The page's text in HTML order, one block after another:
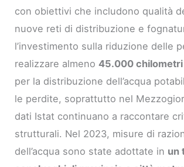
con obiettivi che includono qualità
nuove reti di distribuzione e
l’investimento sulla riduzione delle
realizzare almeno45.000 chilometri
per la distribuzione dell’acqua
le perdite, soprattutto nel
dati Istat continuano a raccontare
strutturali. Nel 2023, misure di
dell’acqua sono state adottate in un